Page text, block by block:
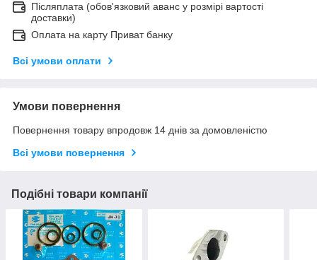
Післяплата (обов'язковий аванс у розмірі вартості
доставки)
Оплата на карту Приват банку
Всі умови оплати
Умови повернення
Повернення товару впродовж 14 днів за домовленістю
Всі умови повернення
Подібні товари компанії